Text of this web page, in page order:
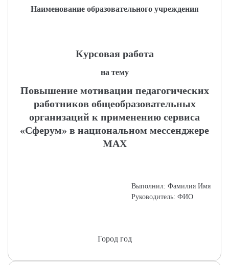
Наименование образовательного учреждения
Курсовая работа
на тему
Повышение мотивации педагогических
работников общеобразовательных
организаций к применению сервиса
«Сферум» в национальном мессенджере
MAX
Выполнил: Фамилия Имя
Руководитель: ФИО
Город год